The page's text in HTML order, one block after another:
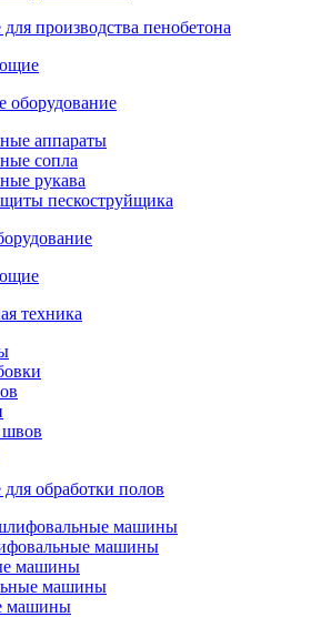
производства пенобетона
оборудование
аппараты
сопла
рукава
пескоструйщика
техника
обработки полов
машины
машины
машины
машины
машины